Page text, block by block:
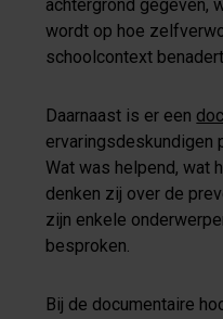
achtergrond gegeven,
wordt op hoe
schoolcontext
Daarnaast is er een
ervaringsdeskundigen
Wat was helpend, wat
denken zij over de
zijn enkele
besproken.
Bij de documentaire